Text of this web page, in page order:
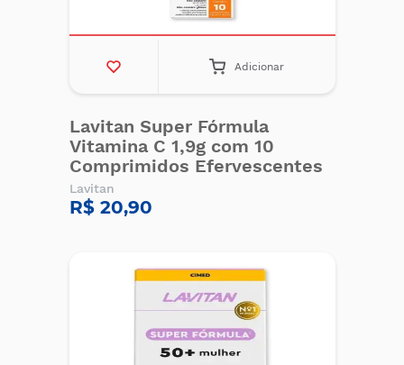
Adicionar
Lavitan Super Fórmula
Vitamina C 1,9g com 10
Comprimidos Efervescentes
Lavitan
R$ 20,90